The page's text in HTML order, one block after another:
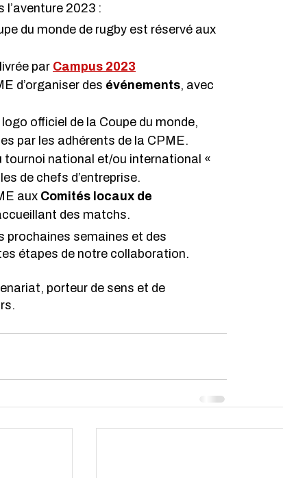
l’aventure 2023 :
du monde de rugby est réservé aux
par Campus 2023
d’organiser des événements, avec
officiel de la Coupe du monde,
par les adhérents de la CPME.
tournoi national et/ou international «
de chefs d’entreprise.
aux Comités locaux de
des matchs.
prochaines semaines et des
étapes de notre collaboration.
porteur de sens et de